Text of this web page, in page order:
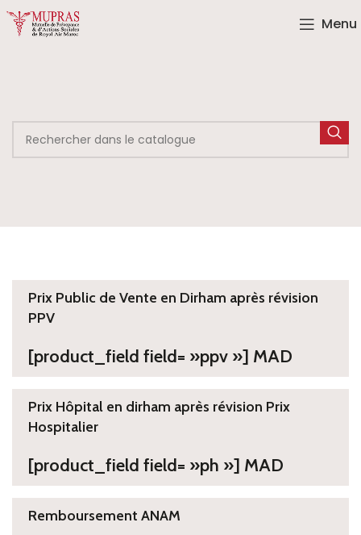
Menu
Prix Public de Vente en Dirham après révision
PPV
[product_field field= »ppv »] MAD
Prix Hôpital en dirham après révision Prix
Hospitalier
[product_field field= »ph »] MAD
Remboursement ANAM